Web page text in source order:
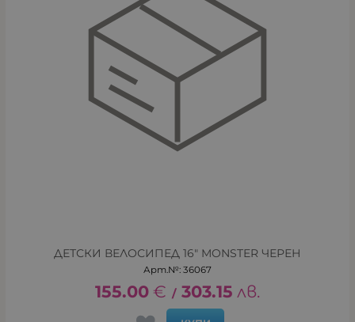
ДЕТСКИ ВЕЛОСИПЕД 16" MONSTER ЧЕРЕН
Арт.№: 36067
155.00 € / 303.15 лв.